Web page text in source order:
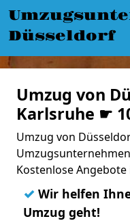
Düsseldorf
Umzug von
Karlsruhe ☛
Umzug von
Kostenlose Angebote
✓ Wir helfen
Umzug geht!